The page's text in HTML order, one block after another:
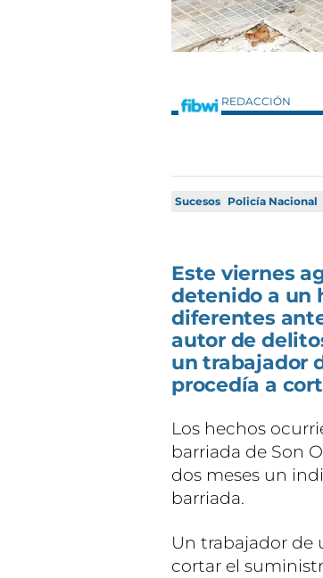
REDACCIÓN
Sucesos Policía Nacional
Este viernes
detenido a un
diferentes
autor de
un trabajador
procedía a
Los hechos
barriada de Son
dos meses un
barriada.
Un trabajador de
cortar el